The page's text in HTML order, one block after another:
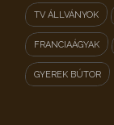
TV ÁLLVÁNYOK
FRANCIAÁGYAK
GYEREK BÚTOR